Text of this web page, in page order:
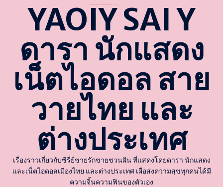
YAOIY SAI Y
ดารา นักแสดง
เน็ตไอดอล สาย
วายไทย และ
ต่างประเทศ
เรื่องราวเกี่ยวกับซีรี่ย์ชายรักชายชวนฝัน ที่แสดงโดยดารา นักแสดง
และเน็ตไอดอลเมืองไทย และต่างประเทศ เผื่อส่งความสุขทุกคนได้มี
ความจิ้นความฟินของตัวเอง